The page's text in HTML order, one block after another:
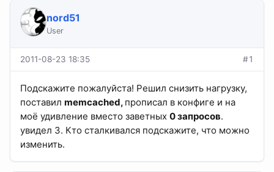
nord51
User
2011-08-23 18:35 #1
Подскажите пожалуйста! Решил снизить нагрузку,
поставил memcached, прописал в конфиге и на
моё удивление вместо заветных 0 запросов.
увидел 3. Кто сталкивался подскажите, что можно
изменить.